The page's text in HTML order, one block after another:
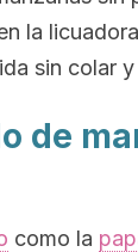
la
sin colar
de
como la